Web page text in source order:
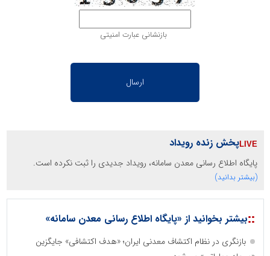
بازنشانی عبارت امنیتی
پخش زنده رویداد
پایگاه اطلاع رسانی معدن سامانه، رویداد جدیدی را ثبت نکرده است.
(بیشتر بدانید)
::بیشتر بخوانید از «پایگاه اطلاع رسانی معدن سامانه»
بازنگری در نظام اکتشاف معدنی ایران؛ «هدف اکتشافی» جایگزین